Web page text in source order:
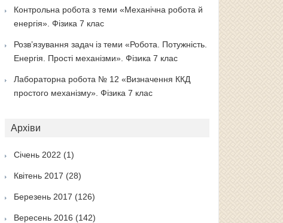
Контрольна робота з теми «Механічна робота й
енергія». Фізика 7 клас
Розв’язування задач із теми «Робота. Потужність.
Енергія. Прості механізми». Фізика 7 клас
Лабораторна робота № 12 «Визначення ККД
простого механізму». Фізика 7 клас
Архіви
Січень 2022 (1)
Квітень 2017 (28)
Березень 2017 (126)
Вересень 2016 (142)